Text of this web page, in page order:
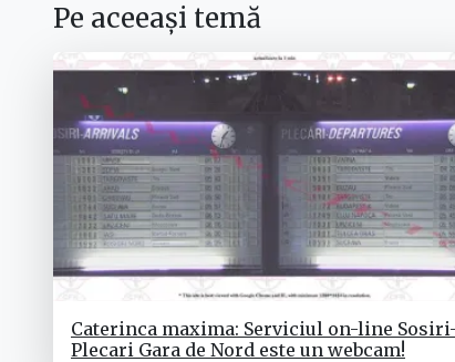
Pe aceeași temă
Caterinca maxima: Serviciul on-line
Plecari Gara de Nord este un webcam!